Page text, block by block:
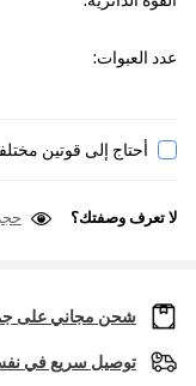
عدد العبوات:
أحتاج إلى قوتين
لا تعرف وصفتك؟
شحن مجاني على
توصيل سريع في